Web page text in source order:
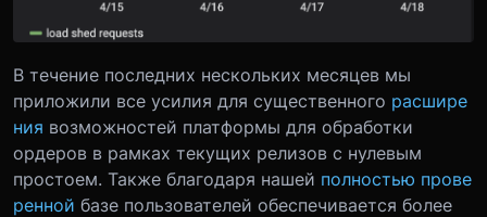
В течение последних нескольких месяцев мы
приложили все усилия для существенного расшире
ния возможностей платформы для обработки
ордеров в рамках текущих релизов с нулевым
простоем. Также благодаря нашей полностью прове
ренной базе пользователей обеспечивается более